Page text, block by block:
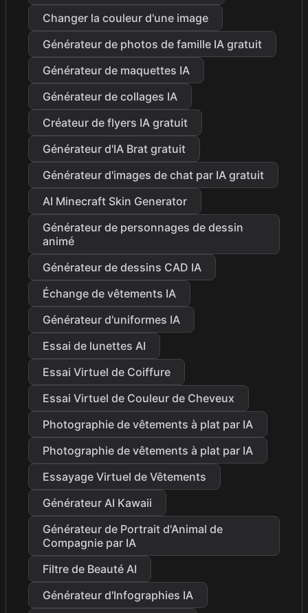
Changer la couleur d'une image
Générateur de photos de famille IA gratuit
Générateur de maquettes IA
Générateur de collages IA
Créateur de flyers IA gratuit
Générateur d'IA Brat gratuit
Générateur d'images de chat par IA gratuit
AI Minecraft Skin Generator
Générateur de personnages de dessin
animé
Générateur de dessins CAD IA
Échange de vêtements IA
Générateur d'uniformes IA
Essai de lunettes AI
Essai Virtuel de Coiffure
Essai Virtuel de Couleur de Cheveux
Photographie de vêtements à plat par IA
Photographie de vêtements à plat par IA
Essayage Virtuel de Vêtements
Générateur AI Kawaii
Générateur de Portrait d'Animal de
Compagnie par IA
Filtre de Beauté AI
Générateur d'Infographies IA